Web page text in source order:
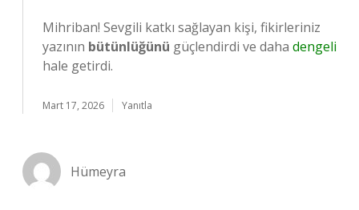
Mihriban! Sevgili katkı sağlayan kişi, fikirleriniz
yazının bütünlüğünü güçlendirdi ve daha dengeli
hale getirdi.
Mart 17, 2026 Yanıtla
Hümeyra